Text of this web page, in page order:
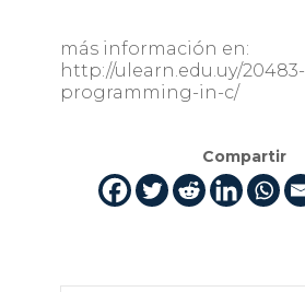
más información en:
http://ulearn.edu.uy/20483-
programming-in-c/
Compartir